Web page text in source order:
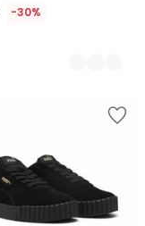
-30%